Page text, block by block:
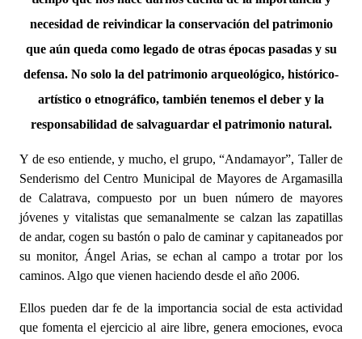
necesidad de reivindicar la conservación del patrimonio
que aún queda como legado de otras épocas pasadas y su
defensa. No solo la del patrimonio arqueológico, histórico-
artístico o etnográfico, también tenemos el deber y la
responsabilidad de salvaguardar el patrimonio natural.
Y de eso entiende, y mucho, el grupo, “Andamayor”, Taller de
Senderismo del Centro Municipal de Mayores de Argamasilla
de Calatrava, compuesto por un buen número de mayores
jóvenes y vitalistas que semanalmente se calzan las zapatillas
de andar, cogen su bastón o palo de caminar y capitaneados por
su monitor, Ángel Arias, se echan al campo a trotar por los
caminos. Algo que vienen haciendo desde el año 2006.
Ellos pueden dar fe de la importancia social de esta actividad
que fomenta el ejercicio al aire libre, genera emociones, evoca